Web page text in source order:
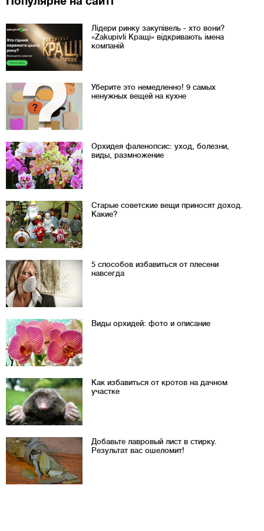
Лідери ринку закупівель - хто вони?
«Zakupivli Кращі» відкривають імена
компаній
Уберите это немедленно! 9 самых
ненужных вещей на кухне
Орхидея фаленопсис: уход, болезни,
виды, размножение
Старые советские вещи приносят доход.
Какие?
5 способов избавиться от плесени
навсегда
Виды орхидей: фото и описание
Как избавиться от кротов на дачном
участке
Добавьте лавровый лист в стирку.
Результат вас ошеломит!